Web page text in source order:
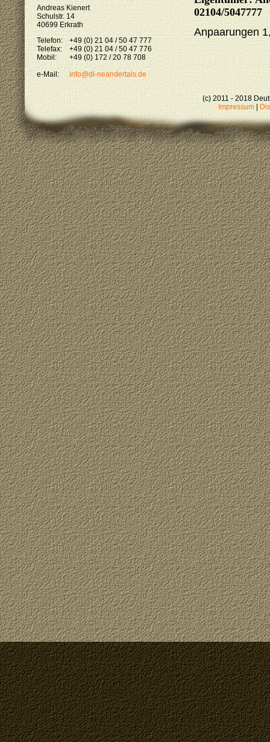
02104/5047777
Anpaarungen
Andreas Kienert
Schulstr. 14
40699 Erkrath
Telefon:
+49 (0) 21 04 / 50 47 777
Telefax:
+49 (0) 21 04 / 50 47 776
Mobil:
+49 (0) 172 / 20 78 708
e-Mail:
info@dl-neandertals.de
(c) 2011 - 2018
Impressum